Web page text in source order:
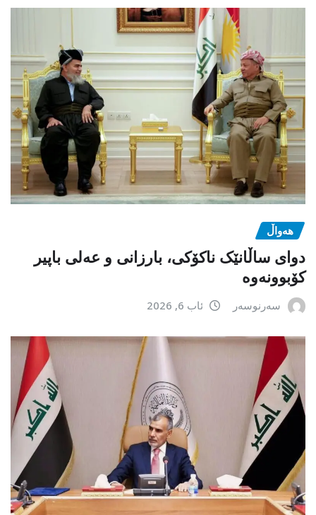
هەواڵ
دوای ساڵانێک ناکۆکی، بارزانی و عەلی باپیر
کۆبوونەوە
سەرنوسەر ئاب 6, 2026